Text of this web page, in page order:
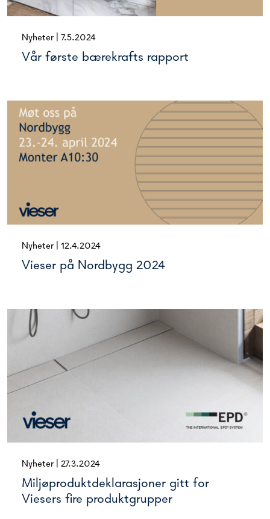
Nyheter 7.5.2024
Vår første bærekrafts rapport
Nyheter 12.4.2024
Vieser på Nordbygg 2024
Nyheter 27.3.2024
Miljøproduktdeklarasjoner gitt for
Viesers fire produktgrupper